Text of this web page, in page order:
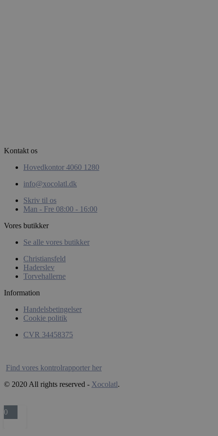
Kontakt os
Hovedkontor 4060 1280
info@xocolatl.dk
Skriv til os
Man - Fre 08:00 - 16:00
Vores butikker
Se alle vores butikker
Christiansfeld
Haderslev
Torvehallerne
Information
Handelsbetingelser
Cookie politik
CVR 34458375
Find vores kontrolrapporter her
© 2020 All rights reserved - Xocolatl.
0
CookieScriptConsent
woocommerce_recently_viewed